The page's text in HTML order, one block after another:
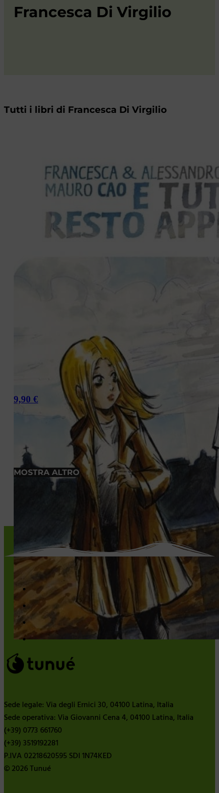
Francesca Di Virgilio
Tutti i libri di Francesca Di Virgilio
9,90 €
MOSTRA ALTRO
Sede legale: Via degli Ernici 30, 04100 Latina, Italia
Sede operativa: Via Giovanni Cena 4, 04100 Latina, Italia
(+39) 0773 661760
(+39) 3519192281
P.IVA 02218620595 SDI 1N74KED
© 2026 Tunué